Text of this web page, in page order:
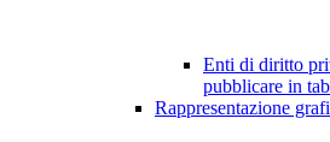
Enti di diritto
pubblicare in
Rappresentazione